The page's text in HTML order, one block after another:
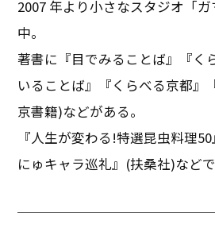
2007 年より小さなスタジオ「
中。
著書に『目でみることば』『く
いることば』『くらべる京都』
京書籍)などがある。
『人生が変わる!特選昆虫料理
にゅキャラ巡礼』(扶桑社)など